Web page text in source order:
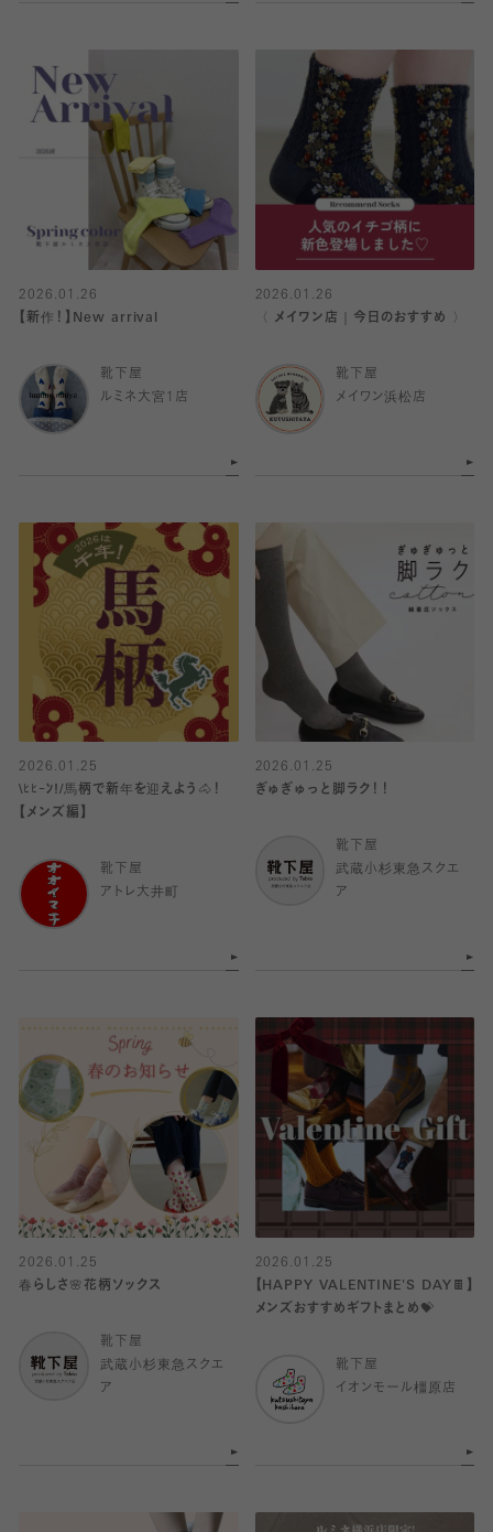
2026.01.26
【新作！】New arrival
靴下屋
ルミネ大宮1店
2026.01.26
〈 メイワン店｜今日のおすすめ 〉
靴下屋
メイワン浜松店
2026.01.25
\ﾋﾋｰﾝ!/馬柄で新年を迎えよう🐴！
【メンズ編】
靴下屋
アトレ大井町
2026.01.25
ぎゅぎゅっと脚ラク！！
靴下屋
武蔵小杉東急スクエ
ア
2026.01.25
春らしさ🌸花柄ソックス
靴下屋
武蔵小杉東急スクエ
ア
2026.01.25
【HAPPY VALENTINE'S DAY🍫】
メンズおすすめギフトまとめ💝
靴下屋
イオンモール橿原店